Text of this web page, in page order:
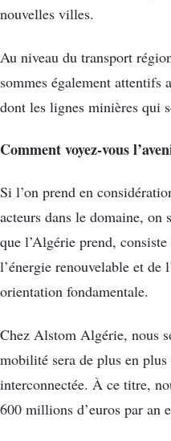
nouvelles villes.
Au niveau du transport
sommes également attentifs
dont les lignes minières qui
Comment voyez-vous
Si l’on prend en
acteurs dans le domaine, on
que l’Algérie prend,
l’énergie renouvelable et de
orientation fondamentale.
Chez Alstom Algérie, nous
mobilité sera de plus en
interconnectée. À ce titre,
600 millions d’euros par an